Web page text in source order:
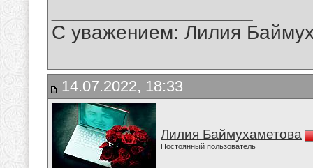
С уважением: Лилия
14.07.2022, 18:33
Лилия Баймухаметова
Постоянный пользователь